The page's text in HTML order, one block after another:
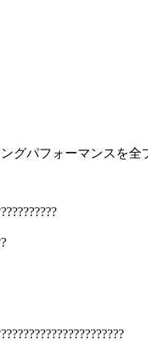
グパフォーマンスを全